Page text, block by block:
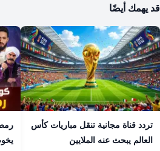
قد يهمك أيضًا
تردد قناة مجانية تنقل مباريات كأس
العالم يبحث عنه الملايين